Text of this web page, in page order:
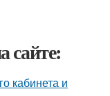
сайте:
кабинета и